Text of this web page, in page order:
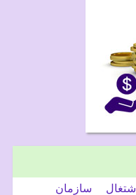
اشتغال
سازمان